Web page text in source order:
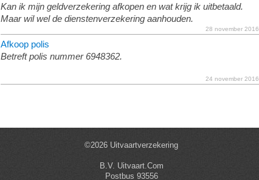
Kan ik mijn geldverzekering afkopen en wat krijg ik uitbetaald.
Maar wil wel de dienstenverzekering aanhouden.
28 november 2016
Afkoop polis
Betreft polis nummer 6948362.
24 november 2016
©2026 Uitvaartverzekering
B.V. Uitvaart.Com
Postbus 93556